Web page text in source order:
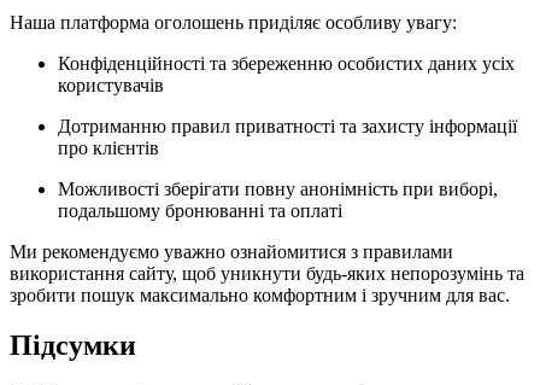
Наша платформа оголошень приділяє особливу увагу:
Конфіденційності та збереженню особистих даних усіх
користувачів
Дотриманню правил приватності та захисту інформації
про клієнтів
Можливості зберігати повну анонімність при виборі,
подальшому бронюванні та оплаті
Ми рекомендуємо уважно ознайомитися з правилами
використання сайту, щоб уникнути будь-яких непорозумінь та
зробити пошук максимально комфортним і зручним для вас.
Підсумки